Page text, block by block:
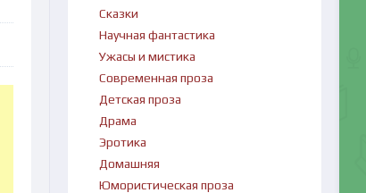
Сказки
Научная фантастика
Ужасы и мистика
Современная проза
Детская проза
Драма
Эротика
Домашняя
Юмористическая проза